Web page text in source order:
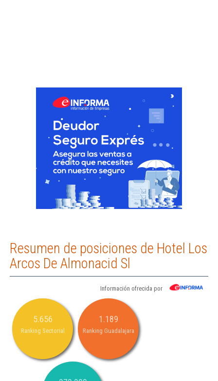
Resumen de posiciones de Hotel Los
Arcos De Almonacid Sl
Información ofrecida por
5.656
Ranking Sectorial
1.189
Ranking Guadalajara